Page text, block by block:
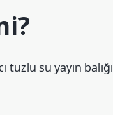
su yayın